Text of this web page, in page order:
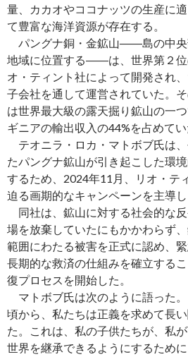
量、カカオやココナッツの生産に
て豊富な海洋資源が存在する。
パングナ銅・金鉱山――島の中央
地域に位置する――は、世界第２位
オ・ティント社によって開発され
子会社を通して運営されていた。
は世界最大級の露天掘り鉱山の一
ギニアの輸出収入の44%を占めてい
テオニラ・ロカ・マトボブ氏は
たパングナ鉱山が引き起こした環
するため、2024年11月、リオ・テ
迫る画期的なキャンペーンを主導し
同社は、鉱山に対する社会的な
場を放棄していたにもかかわらず
範囲にわたる被害を正式に認め、緊
長期的な救済の仕組みを確立する
復プロセスを開始した。
マトボブ氏は次のように語った
頃から、私たちは正義を求めて長
た。これは、私の子供たちが、私
世界を継承できるようにするため